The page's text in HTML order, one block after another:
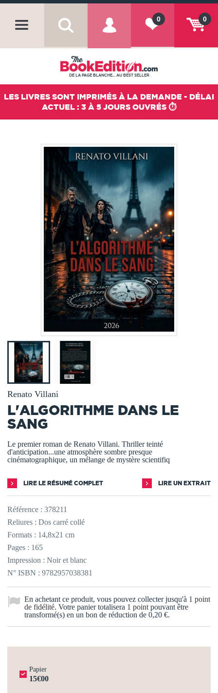
0
0
DE LA PAGE BLANCHE... AU BEST SELLER
LES LIVRES SONT IMPRIMÉS À LA DEMANDE - DÉLAI
ACTUEL : 3 À 5 JOURS OUVRÉS ⏱️
Renato Villani
L'ALGORITHME DANS LE
SANG
Le premier roman de Renato Villani. Thriller teinté
d'anticipation...une atmosphère sombre presque
cinématographique, un mélange de mystère scientifiq
LIRE LE RÉSUMÉ COMPLET LIRE UN EXTRAIT
Référence : 378211
Reliures : Dos carré collé
Formats : 14,8x21 cm
Pages : 165
Impression : Noir et blanc
N° ISBN : 9782957038381
En achetant ce produit, vous pouvez collecter jusqu'à 1 point
de fidélité. Votre panier totalisera 1 point pouvant être
transformé(s) en un bon de réduction de 0,20 €.
Papier
15€00